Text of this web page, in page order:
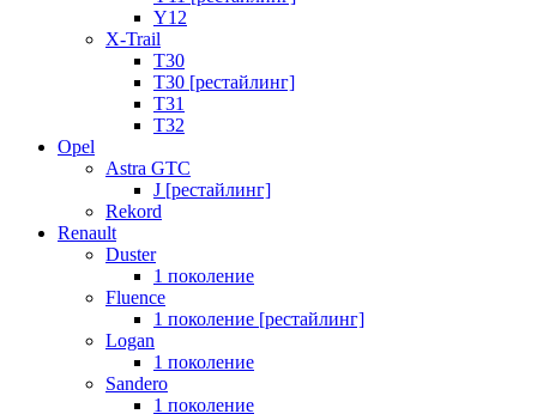
Y12
X-Trail
T30
T30 [рестайлинг]
T31
T32
Opel
Astra GTC
J [рестайлинг]
Rekord
Renault
Duster
1 поколение
Fluence
1 поколение [рестайлинг]
Logan
1 поколение
Sandero
1 поколение